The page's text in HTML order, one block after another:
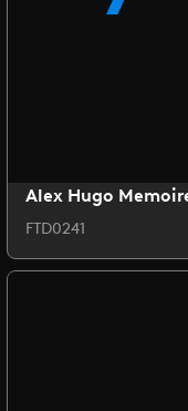
Alex Hugo
FTD0241